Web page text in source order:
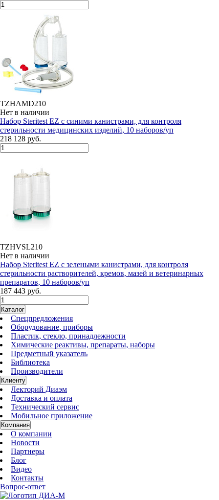
TZHAMD210
Нет в наличии
Набор Steritest EZ с синими канистрами, для контроля
стерильности медицинских изделий, 10 наборов/уп
218 128 руб.
TZHVSL210
Нет в наличии
Набор Steritest EZ с зелеными канистрами, для контроля
стерильности растворителей, кремов, мазей и ветеринарных
препаратов, 10 наборов/уп
187 443 руб.
Каталог
Спецпредложения
Оборудование, приборы
Пластик, стекло, принадлежности
Химические реактивы, препараты, наборы
Предметный указатель
Библиотека
Производители
Клиенту
Лекторий Диаэм
Доставка и оплата
Технический сервис
Мобильное приложение
Компания
О компании
Новости
Партнеры
Блог
Видео
Контакты
Вопрос-ответ